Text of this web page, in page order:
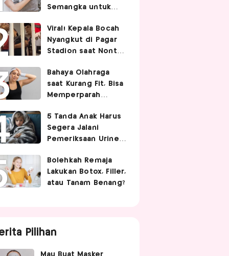
Semangka untuk
Viral! Kepala Bocah
Nyangkut di Pagar
Stadion saat Nonton
Endingnya Kocak
Bahaya Olahraga
saat Kurang Fit, Bisa
Memperparah
5 Tanda Anak Harus
Segera Jalani
Pemeriksaan Urine,
Bolehkah Remaja
Lakukan Botox, Filler,
atau Tanam Benang?
Pilihan
Mau Buat Masker